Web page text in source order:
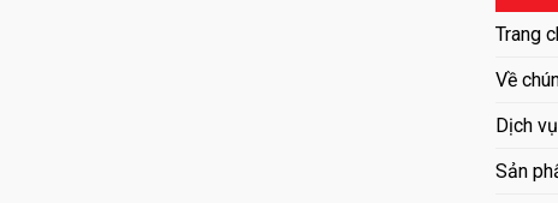
Trang
Về
Dịch vụ
Sản